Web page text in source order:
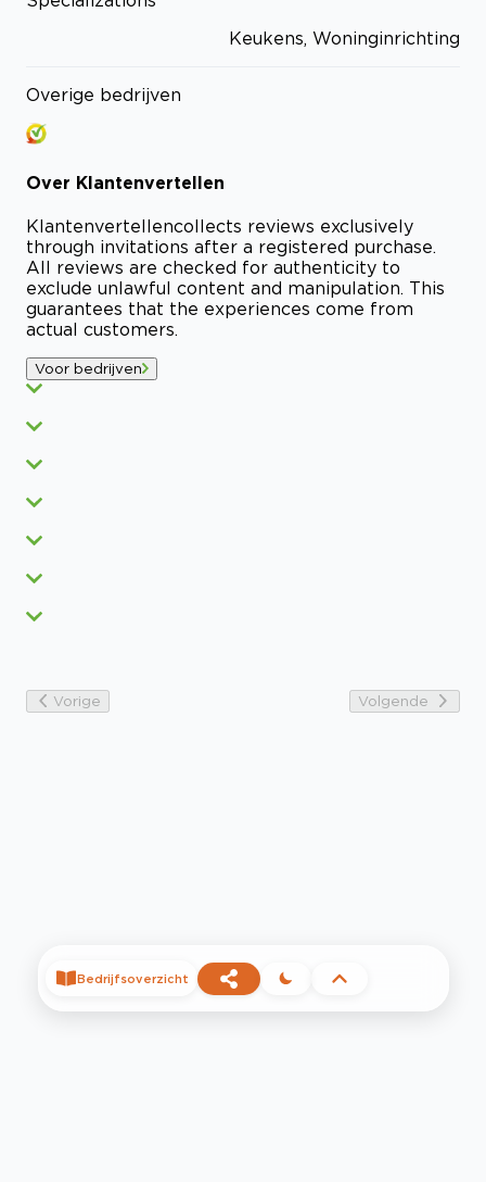
Keukens, Woninginrichting
Overige bedrijven
Over Klantenvertellen
Klantenvertellencollects reviews exclusively
through invitations after a registered purchase.
All reviews are checked for authenticity to
exclude unlawful content and manipulation. This
guarantees that the experiences come from
actual customers.
Voor bedrijven
Vorige Volgende
Bedrijfsoverzicht